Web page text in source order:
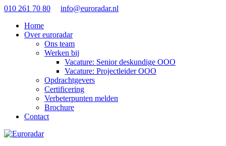
010 261 70 80
info@euroradar.nl
Home
Over euroradar
Ons team
Werken bij
Vacature: Senior deskundige OOO
Vacature: Projectleider OOO
Opdrachtgevers
Certificering
Verbeterpunten melden
Brochure
Contact